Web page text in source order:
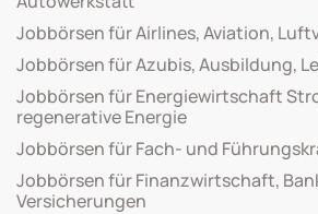
Jobbörsen für Airlines, Aviation,
Jobbörsen für Azubis, Ausbildung,
Jobbörsen für Energiewirtschaft
regenerative Energie
Jobbörsen für Fach- und
Jobbörsen für Finanzwirtschaft,
Versicherungen